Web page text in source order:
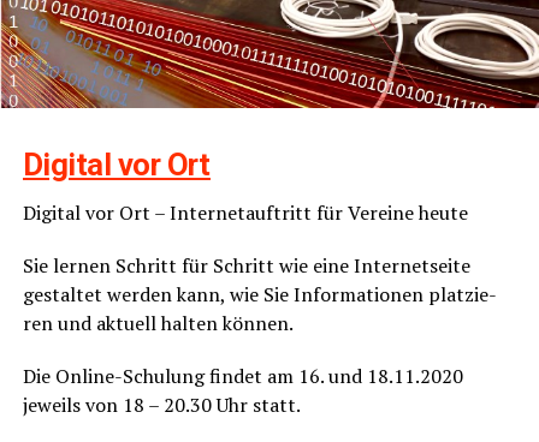
Digi­tal vor Ort
Digi­tal vor Ort – Inter­net­auf­tritt für Ver­ei­ne heute
Sie ler­nen Schritt für Schritt wie eine Inter­net­sei­te
gestal­tet wer­den kann, wie Sie Infor­ma­tio­nen plat­zie­
ren und aktu­ell hal­ten können.
Die Online-Schu­lung fin­det am 16. und 18.11.2020
jeweils von 18 – 20.30 Uhr statt.